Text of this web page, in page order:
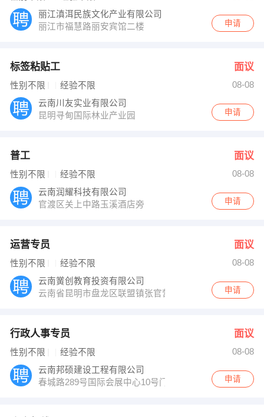
丽江滇洱民族文化产业有限公司
丽江市福慧路丽安宾馆二楼
申请
标签粘贴工 面议
性别不限 经验不限
08-08
云南川友实业有限公司
昆明寻甸国际林业产业园
申请
普工 面议
性别不限 经验不限
08-08
云南润耀科技有限公司
官渡区关上中路玉溪酒店旁
申请
运营专员 面议
性别不限 经验不限
08-08
云南黉创教育投资有限公司
云南省昆明市盘龙区联盟镇张官营丽水天锦北区A幢13层
申请
行政人事专员 面议
性别不限 经验不限
08-08
云南邦硕建设工程有限公司
春城路289号国际会展中心10号门写字楼
申请